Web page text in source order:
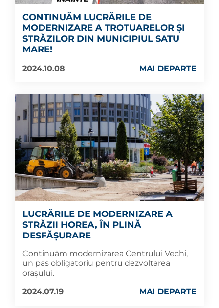
CONTINUĂM LUCRĂRILE DE
MODERNIZARE A TROTUARELOR ȘI
STRĂZILOR DIN MUNICIPIUL SATU
MARE!
2024.10.08 MAI DEPARTE
LUCRĂRILE DE MODERNIZARE A
STRĂZII HOREA, ÎN PLINĂ
DESFĂȘURARE
Continuăm modernizarea Centrului Vechi,
un pas obligatoriu pentru dezvoltarea
orașului.
2024.07.19
MAI DEPARTE